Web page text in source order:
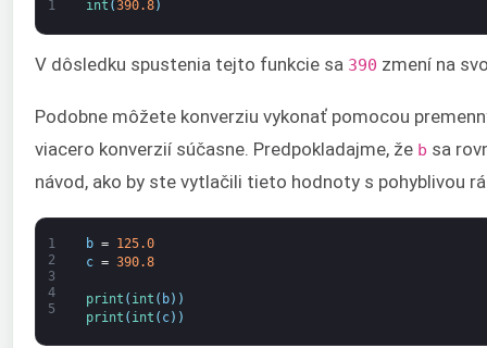
1 int (390.8)
V dôsledku spustenia tejto funkcie sa 390 zmení na
Podobne môžete konverziu vykonať pomocou
viacero konverzií súčasne. Predpokladajme, že b sa
návod, ako by ste vytlačili tieto hodnoty s pohyblivou
1
2
3
4
5
b =
125.0
c = 390.8
print ( int ( b) )
print ( int ( c) )